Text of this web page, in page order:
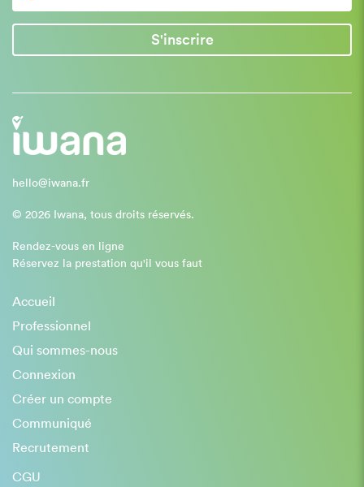
S'inscrire
hello@iwana.fr
© 2026 Iwana, tous droits réservés.
Rendez-vous en ligne
Réservez la prestation qu'il vous faut
Accueil
Professionnel
Qui sommes-nous
Connexion
Créer un compte
Communiqué
Recrutement
CGU